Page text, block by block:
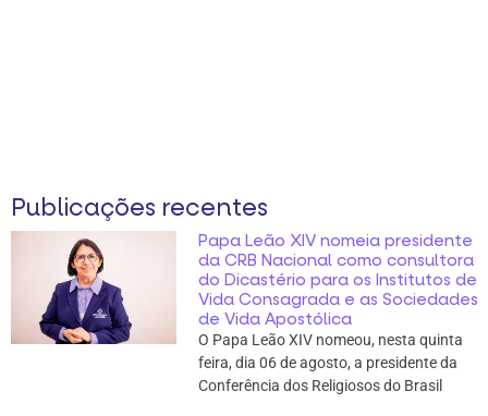
Publicações recentes
Papa Leão XIV nomeia presidente
da CRB Nacional como consultora
do Dicastério para os Institutos de
Vida Consagrada e as Sociedades
de Vida Apostólica
O Papa Leão XIV nomeou, nesta quinta
feira, dia 06 de agosto, a presidente da
Conferência dos Religiosos do Brasil